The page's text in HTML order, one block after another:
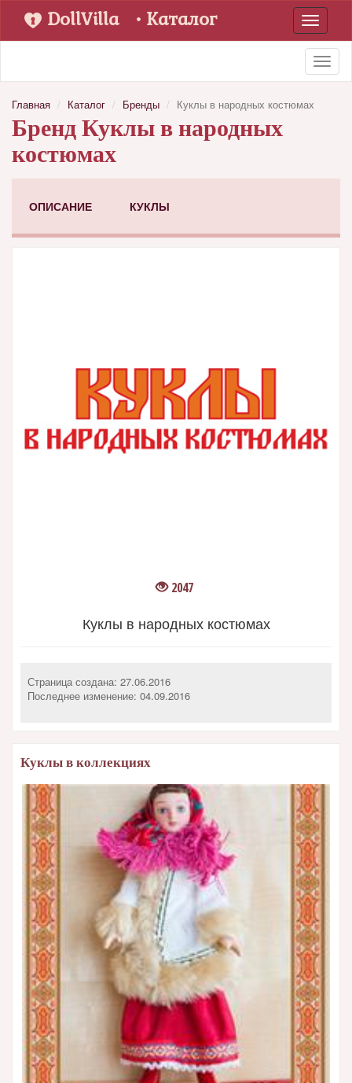
Toggle
DollVilla • Каталог
Главная Каталог Бренды Куклы в народных костюмах
Бренд Куклы в народных
костюмах
ОПИСАНИЕ КУКЛЫ
2047
Куклы в народных костюмах
Страница создана: 27.06.2016
Последнее изменение: 04.09.2016
Куклы в коллекциях